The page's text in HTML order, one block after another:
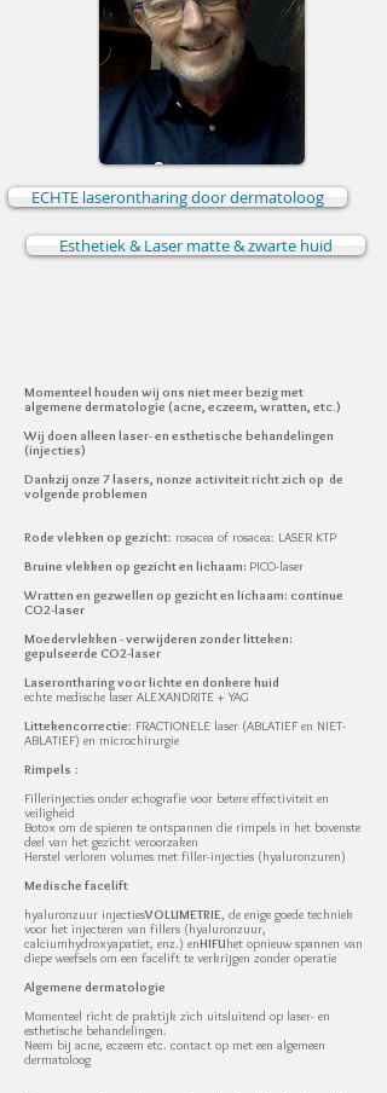
ECHTE laserontharing door dermatoloog
Esthetiek & Laser matte & zwarte huid
Momenteel houden wij ons niet meer bezig met
algemene dermatologie (acne, eczeem, wratten, etc.)
Wij doen alleen laser- en esthetische behandelingen
(injecties)
Dankzij onze 7 lasers, nonze activiteit richt zich op de
volgende problemen
Rode vlekken op gezicht: rosacea of rosacea: LASER KTP
Bruine vlekken op gezicht en lichaam: PICO-laser
Wratten en gezwellen op gezicht en lichaam: continue
CO2-laser
Moedervlekken - verwijderen zonder litteken:
gepulseerde CO2-laser
Laserontharing voor lichte en donkere huid
echte medische laser ALEXANDRITE + YAG
Littekencorrectie: FRACTIONELE laser (ABLATIEF en NIET-
ABLATIEF) en microchirurgie
Rimpels :
Fillerinjecties onder echografie voor betere effectiviteit en
veiligheid
Botox om de spieren te ontspannen die rimpels in het bovenste
deel van het gezicht veroorzaken
Herstel verloren volumes met filler-injecties (hyaluronzuren)
Medische facelift
hyaluronzuur injectiesVOLUMETRIE, de enige goede techniek
voor het injecteren van fillers (hyaluronzuur,
calciumhydroxyapatiet, enz.) enHIFUhet opnieuw spannen van
diepe weefsels om een facelift te verkrijgen zonder operatie
Algemene dermatologie
Momenteel richt de praktijk zich uitsluitend op laser- en
esthetische behandelingen.
Neem bij acne, eczeem etc. contact op met een algemeen
dermatoloog